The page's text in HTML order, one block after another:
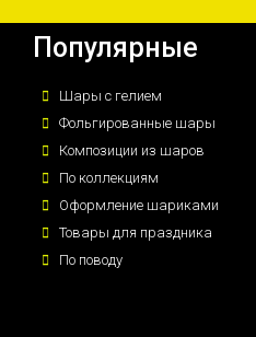
Популярные
Шары с гелием
Фольгированные шары
Композиции из шаров
По коллекциям
Оформление шариками
Товары для праздника
По поводу